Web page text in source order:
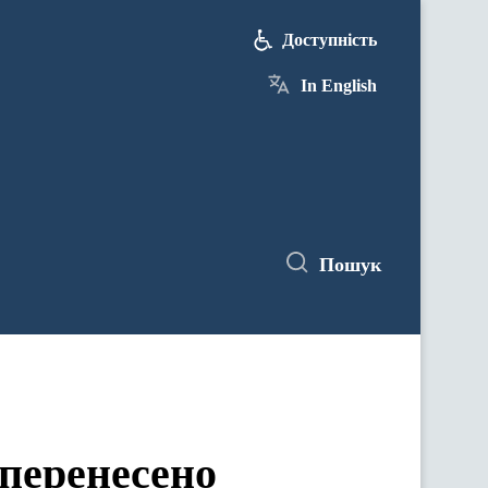
Доступність
In English
Пошук